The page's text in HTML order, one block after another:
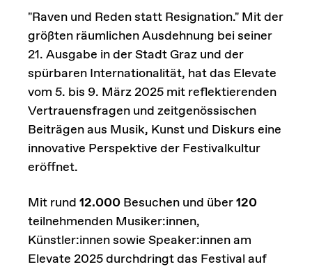
"Raven und Reden statt Resignation." Mit der
größten räumlichen Ausdehnung bei seiner
21. Ausgabe in der Stadt Graz und der
spürbaren Internationalität, hat das Elevate
vom 5. bis 9. März 2025 mit reflektierenden
Vertrauensfragen und zeitgenössischen
Beiträgen aus Musik, Kunst und Diskurs eine
innovative Perspektive der Festivalkultur
eröffnet.
Mit rund 12.000 Besuchen und über120
teilnehmenden Musiker:innen,
Künstler:innen sowie Speaker:innen am
Elevate 2025durchdringt das Festival auf